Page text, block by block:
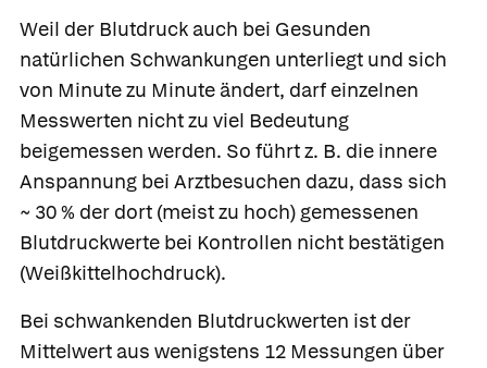
Weil der Blutdruck auch bei Gesunden
natürlichen Schwankungen unterliegt und sich
von Minute zu Minute ändert, darf einzelnen
Messwerten nicht zu viel Bedeutung
beigemessen werden. So führt z. B. die innere
Anspannung bei Arztbesuchen dazu, dass sich
~ 30 % der dort (meist zu hoch) gemessenen
Blutdruckwerte bei Kontrollen nicht bestätigen
(Weißkittelhochdruck).
Bei schwankenden Blutdruckwerten ist der
Mittelwert aus wenigstens 12 Messungen über